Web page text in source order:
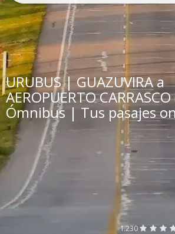
URUBUS | GUAZUVIRA a
AEROPUERTO
Ómnibus | Tus pasajes
1.230